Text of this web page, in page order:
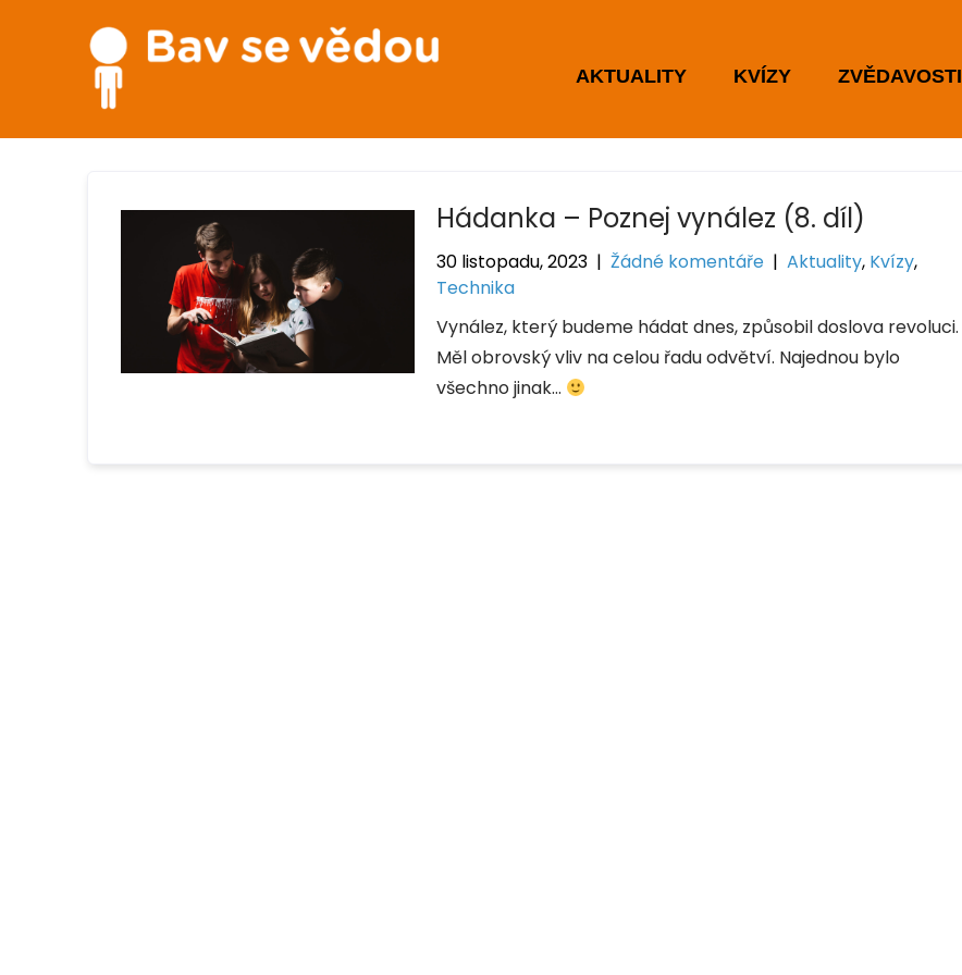
AKTUALITY KVÍZY ZVĚDAVOSTI
Hádanka – Poznej vynález (8. díl)
30 listopadu, 2023 |Žádné komentáře |Aktuality, Kvízy,
Technika
Vynález, který budeme hádat dnes, způsobil doslova revoluci.
Měl obrovský vliv na celou řadu odvětví. Najednou bylo
všechno jinak…